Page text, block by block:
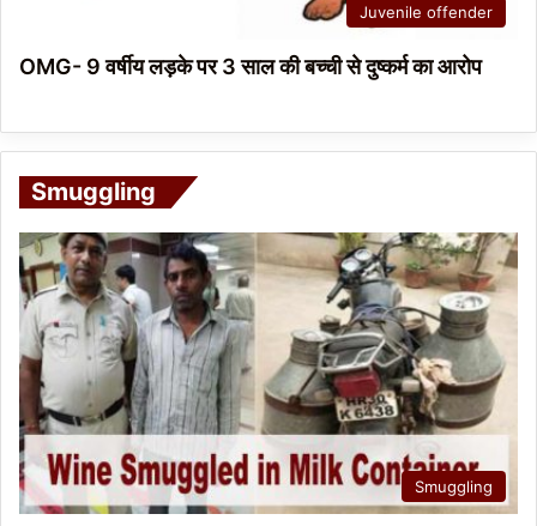
Juvenile offender
OMG- 9 वर्षीय लड़के पर 3 साल की बच्ची से दुष्कर्म का आरोप
Smuggling
Smuggling